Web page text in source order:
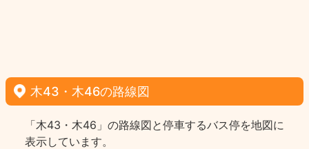
木43・木46の路線図
「木43・木46」の路線図と停車するバス停を地図に
表示しています。